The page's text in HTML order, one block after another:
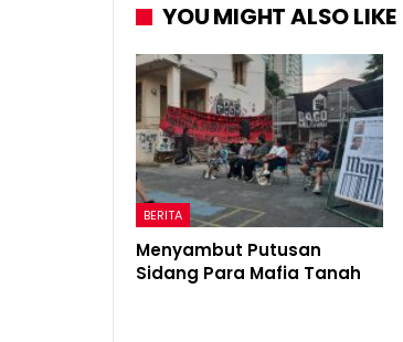
YOU MIGHT ALSO LIKE
BERITA
Menyambut Putusan
Sidang Para Mafia Tanah